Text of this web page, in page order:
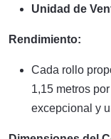
Unidad de
Rendimiento:
Cada rollo
1,15 metros
excepcional y